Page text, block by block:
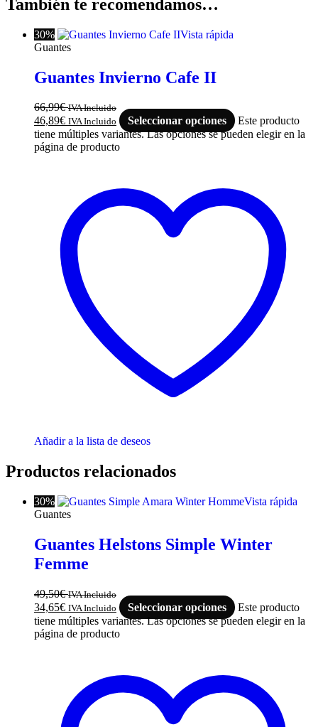
También te recomendamos…
30%
Vista rápida
Guantes
Guantes Invierno Cafe II
66,99€ IVA Incluido
46,89€ IVA Incluido Seleccionar opciones
Este producto
tiene múltiples variantes. Las opciones se pueden elegir en la
página de producto
Añadir a la lista de deseos
Productos relacionados
30%
Vista rápida
Guantes
Guantes Helstons Simple Winter
Femme
49,50€ IVA Incluido
34,65€ IVA Incluido Seleccionar opciones
Este producto
tiene múltiples variantes. Las opciones se pueden elegir en la
página de producto